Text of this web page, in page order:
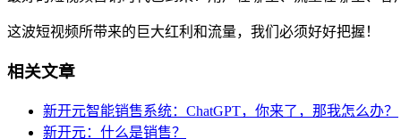
这波短视频所带来的巨大红利和流量，我们必须好好把握！
相关文章
新开元智能销售系统：ChatGPT，你来了，那我怎么办？
新开元：什么是销售？